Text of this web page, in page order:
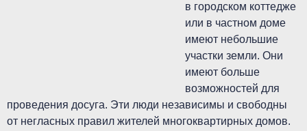
в городском коттедже
или в частном доме
имеют небольшие
участки земли. Они
имеют больше
возможностей для
проведения досуга. Эти люди независимы и свободны
от негласных правил жителей многоквартирных домов.